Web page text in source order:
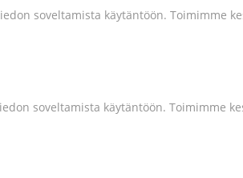
soveltamista käytäntöön. Toimimme
soveltamista käytäntöön. Toimimme